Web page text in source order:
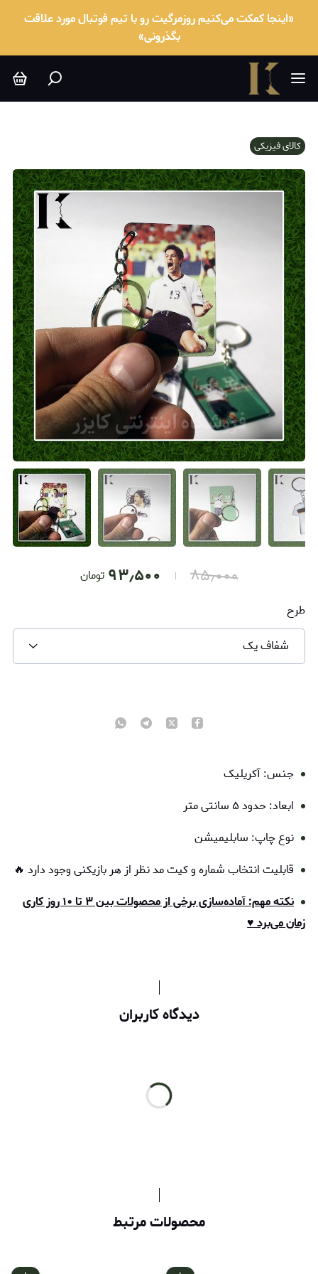
«اینجا کمکت می‌کنیم روزمرگیت رو با تیم فوتبال مورد علاقت
بگذرونی»
کالای فیزیکی
۸۵٫۰۰۰ ۹۳٫۵۰۰ تومان
طرح
شفاف یک
جنس: آکریلیک
ابعاد: حدود ۵ سانتی متر
نوع چاپ: سابلیمیشن
قابلیت انتخاب شماره و کیت مد نظر از هر بازیکنی وجود دارد 🔥
نکته مهم: آماده‌سازی برخی از محصولات بین ۳ تا ۱۰ روز کاری
زمان می‌برد ♥
دیدگاه کاربران
محصولات مرتبط